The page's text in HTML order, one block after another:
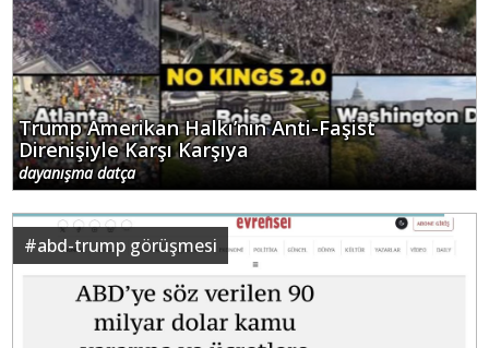
Trump Amerikan Halkı’nın Anti-Faşist
Direnişiyle Karşı Karşıya
dayanışma datça
#abd-trump görüşmesi